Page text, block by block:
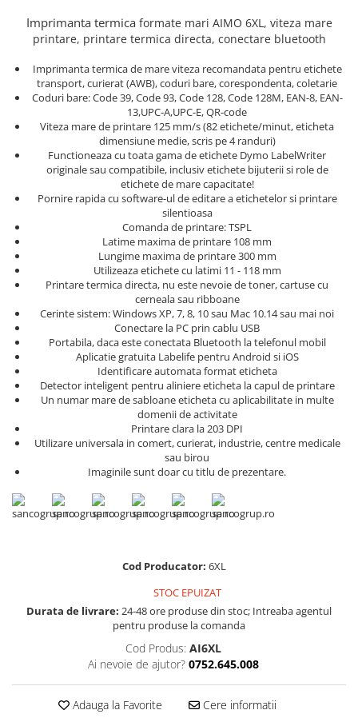
Etichete haine Aimo Phomemo
M200 | M220
Etichete Aimo rotunde
Etichete bijuterii Aimo Phomemo
Batoane silicon cu sclipici
Batoane silicon Rapid Fun to Fix
Batoane silicon PVC/ Cabluri
Batoane silicon pluta
Batoane silicon piele intoarsa
Duze pentru pistoale de lipit
Clesti pentru nituri si popnituri
Nituri etansare Rapid
Nituri High performance Rapid
Nituri automotive Rapid colorate
Piulite nit Rapid
Capsatoare pneumatice
Pistoale pneumatice batut cuie in
banda
Pistoale pneumatice duale batut
capse sau cuie in banda
Preducele si Clesti pentru ocheti
finisare bannere
Preducele Rapid
Capse, Pini si Cuie
Capse Rapid
Cuie Rapid
Ciocane de capsat pentru fixat
folie anticondens
Truse de scule combinate pentru
electrieni
Extractor conectori Engineer
Geanta | Rucsac pentru scule
Instrumente recuperatoare
magnetice
Pompe aspirator fludor si accesorii
Scule de mana electricieni
Scule de mana KNIPEX
Scule multifunctionale si accesorii
Scule pentru aviatie
Scule pentru constructii navale si
Scule pentru instalari panouri
fotovoltaice
Scule pentru reparatii biciclete |
motociclete
Scule si unelte VDE
Scule unelte lucru la inaltime
Surubelnite
Surubelnite pentru Mecanici
(Engineer)
Surubelnite VDE KNIPEX
Surubelnite Electricieni
Biti Surubelnita
Extractoare suruburi uzate si
Dalti electricieni si punctatoare
Reinnsteig
Imprimanta termica formate mari AIMO 6XL, viteza mare
printare, printare termica directa, conectare bluetooth
Imprimanta termica de mare viteza recomandata pentru etichete
transport, curierat (AWB), coduri bare, corespondenta, coletarie
Coduri bare: Code 39, Code 93, Code 128, Code 128M, EAN-8, EAN-
13,UPC-A,UPC-E, QR-code
Viteza mare de printare 125 mm/s (82 etichete/minut, eticheta
dimensiune medie, scris pe 4 randuri)
Functioneaza cu toata gama de etichete Dymo LabelWriter
originale sau compatibile, inclusiv etichete bijuterii si role de
etichete de mare capacitate!
Pornire rapida cu software-ul de editare a etichetelor si printare
silentioasa
Comanda de printare: TSPL
Latime maxima de printare 108 mm
Lungime maxima de printare 300 mm
Utilizeaza etichete cu latimi 11 - 118 mm
Printare termica directa, nu este nevoie de toner, cartuse cu
cerneala sau ribboane
Cerinte sistem: Windows XP, 7, 8, 10 sau Mac 10.14 sau mai noi
Conectare la PC prin cablu USB
Portabila, daca este conectata Bluetooth la telefonul mobil
Aplicatie gratuita Labelife pentru Android si iOS
Identificare automata format eticheta
Detector inteligent pentru aliniere eticheta la capul de printare
Un numar mare de sabloane eticheta cu aplicabilitate in multe
domenii de activitate
Printare clara la 203 DPI
Utilizare universala in comert, curierat, industrie, centre medicale
sau birou
Imaginile sunt doar cu titlu de prezentare.
Cod Producator: 6XL
STOC EPUIZAT
Durata de livrare: 24-48 ore produse din stoc; Intreaba agentul
pentru produse la comanda
Cod Produs: AI6XL
Ai nevoie de ajutor? 0752.645.008
Adauga la Favorite Cere informatii